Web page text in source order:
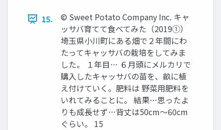
15.
© Sweet Potato Company Inc. キャ
ッサバ育てて食べてみた（2019①）
埼玉県小川町にある畑で２年間にわ
たってキャッサバの栽培をしてみま
した。 １年目… ６月頭にメルカリで
購入したキャッサバの苗を、畝に植
え付けていく。肥料は 野菜用肥料を
いれてみることに。 結果…思ったよ
りも成長せず…背丈は50cm～60cm
ぐらい。 15